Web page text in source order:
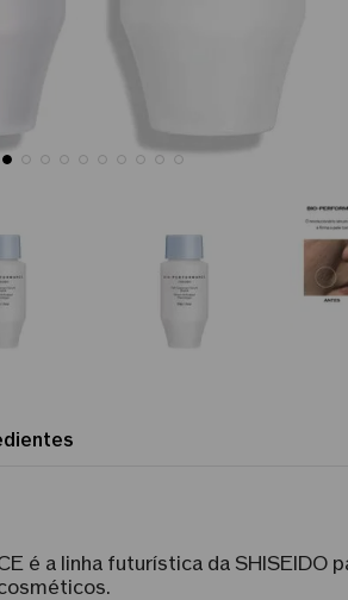
é a linha futurística da